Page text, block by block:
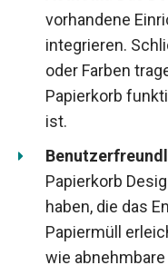
vorhandene
integrieren.
oder Farben
Papierkorb
ist.
Papierkorb
haben, die das
Papiermüll
wie